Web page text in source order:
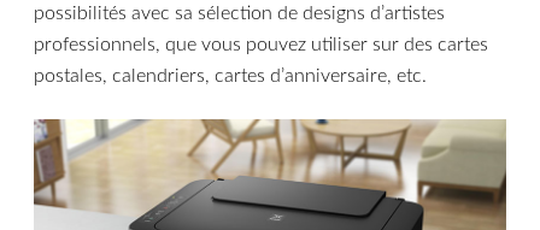
possibilités avec sa sélection de designs d’artistes
professionnels, que vous pouvez utiliser sur des cartes
postales, calendriers, cartes d’anniversaire, etc.